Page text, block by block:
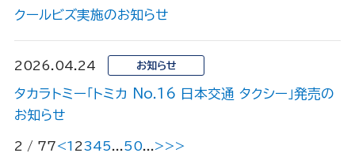
クールビズ実施のお知らせ
2026.04.24 お知らせ
タカラトミー「トミカ No.16 日本交通 タクシー」発売の
お知らせ
2 / 77<1 2 345...50...>>>